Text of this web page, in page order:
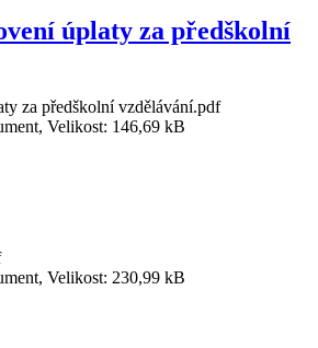
úplaty za předškolní
za předškolní vzdělávání.pdf
Velikost: 146,69 kB
Velikost: 230,99 kB